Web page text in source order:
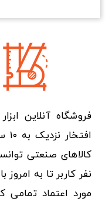
فروشگاه آنلاین
نفر کاربر تا به
مورد اعتماد تمامی